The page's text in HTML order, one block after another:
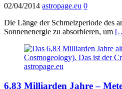
02/04/2014 astropage.eu 0
Die Länge der Schmelzperiode des
Sonnenenergie zu absorbieren, um
6,83 Milliarden Jahre –